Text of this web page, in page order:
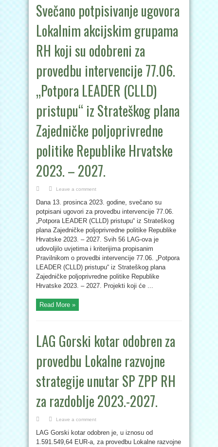
Svečano potpisivanje ugovora
Lokalnim akcijskim grupama
RH koji su odobreni za
provedbu intervencije 77.06.
„Potpora LEADER (CLLD)
pristupu“ iz Strateškog plana
Zajedničke poljoprivredne
politike Republike Hrvatske
2023. – 2027.
Leave a comment
Dana 13. prosinca 2023. godine, svečano su
potpisani ugovori za provedbu intervencije 77.06.
„Potpora LEADER (CLLD) pristupu“ iz Strateškog
plana Zajedničke poljoprivredne politike Republike
Hrvatske 2023. – 2027. Svih 56 LAG-ova je
udovoljilo uvjetima i kriterijima propisanim
Pravilnikom o provedbi intervencije 77.06. „Potpora
LEADER (CLLD) pristupu“ iz Strateškog plana
Zajedničke poljoprivredne politike Republike
Hrvatske 2023. – 2027. Projekti koji će ...
Read More »
LAG Gorski kotar odobren za
provedbu Lokalne razvojne
strategije unutar SP ZPP RH
za razdoblje 2023.-2027.
Leave a comment
LAG Gorski kotar odobren je, u iznosu od
1.591.549,64 EUR-a, za provedbu Lokalne razvojne